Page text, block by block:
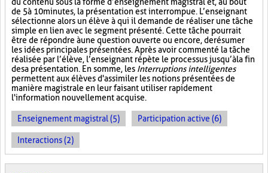
de 5 à 10 minutes, la présentation est interrompue. L’enseignant
sélectionne alors un élève à qui il demande de réaliser une tâche
simple en lien avec le segment présenté. Cette tâche pourrait
être de répondre à une question ouverte ou encore, de résumer
les idées principales présentées. Après avoir commenté la tâche
réalisée par l’élève, l’enseignant répète le processus jusqu’à la fin
de sa présentation. En somme, les Interruptions intelligentes
permettent aux élèves d'assimiler les notions présentées de
manière magistrale en leur faisant utiliser rapidement
l'information nouvellement acquise.
Enseignement magistral (5) Participation active (6)
Interactions (2)